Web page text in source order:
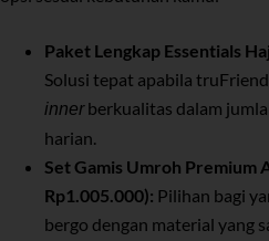
Paket Lengkap Essentials
Solusi tepat apabila
innerberkualitas dalam
harian.
Set Gamis Umroh Premium
Rp1.005.000): Pilihan bagi
bergo dengan material yang